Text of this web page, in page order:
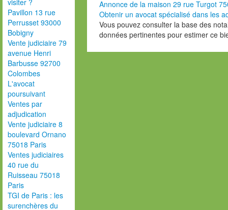
visiter ?
Pavillon 13 rue
Perrusset 93000
Bobigny
Vente judiciaire 79
avenue Henri
Barbusse 92700
Colombes
L'avocat
poursuivant
Ventes par
adjudication
Vente judiciaire 8
boulevard Ornano
75018 Paris
Ventes judiciaires
40 rue du
Ruisseau 75018
Paris
TGI de Paris : les
surenchères du
Annonce de la maison 29 rue Turgot
Obtenir un avocat spécialisé dans les
Vous pouvez consulter la base des
données pertinentes pour estimer ce